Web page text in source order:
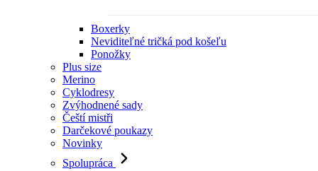
Boxerky
Neviditeľné tričká pod košeľu
Ponožky
Plus size
Merino
Cyklodresy
Zvýhodnené sady
Čeští mistři
Darčekové poukazy
Novinky
Spolupráca